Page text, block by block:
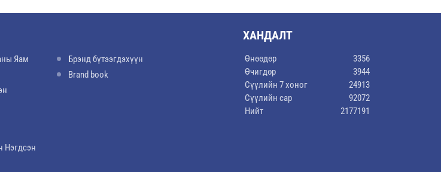
Яам
Нэгдсэн
Брэнд бүтээгдэхүүн
Brand book
ХАНДАЛТ
Өнөөдөр
3356
Өчигдөр
3944
Сүүлийн 7 хоног
24913
Сүүлийн сар
92072
Нийт
2177191